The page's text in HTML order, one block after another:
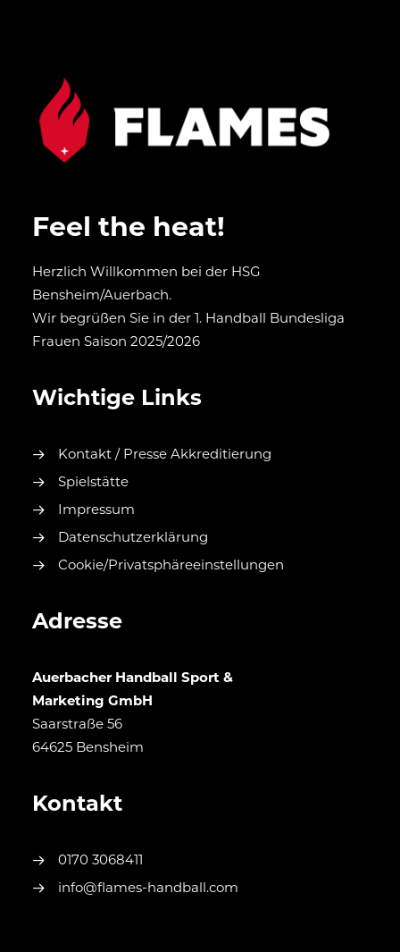
Feel the heat!
Herzlich Willkommen bei der HSG
Bensheim/Auerbach.
Wir begrüßen Sie in der 1. Handball Bundesliga
Frauen Saison 2025/2026
Wichtige Links
Kontakt / Presse Akkreditierung
Spielstätte
Impressum
Datenschutzerklärung
Cookie/Privatsphäreeinstellungen
Adresse
Auerbacher Handball Sport &
Marketing GmbH
Saarstraße 56
64625 Bensheim
Kontakt
0170 3068411
info@flames-handball.com